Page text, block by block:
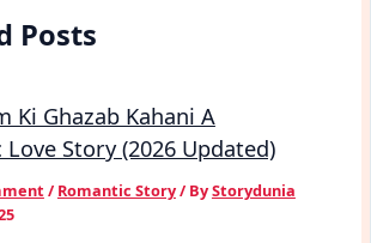
Posts
Ki Ghazab Kahani A
Love Story (2026 Updated)
/ Romantic Story/ ByStorydunia